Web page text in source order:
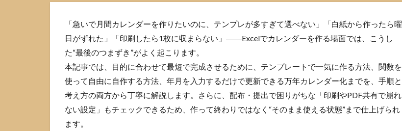
「急いで月間カレンダーを作りたいのに、テンプレが多すぎて選べない」「白紙から作ったら曜
日がずれた」「印刷したら1枚に収まらない」――Excelでカレンダーを作る場面では、こうし
た“最後のつまずき”がよく起こります。
本記事では、目的に合わせて最短で完成させるために、テンプレートで一気に作る方法、関数を
使って自由に自作する方法、年月を入力するだけで更新できる万年カレンダー化までを、手順と
考え方の両方から丁寧に解説します。さらに、配布・提出で困りがちな「印刷やPDF共有で崩れ
ない設定」もチェックできるため、作って終わりではなく“そのまま使える状態”まで仕上げられ
ます。